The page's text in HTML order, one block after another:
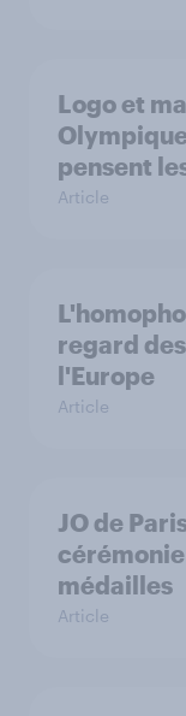
Logo et
pensent
Article
regard
l'Europe
Article
JO de
médailles
Article